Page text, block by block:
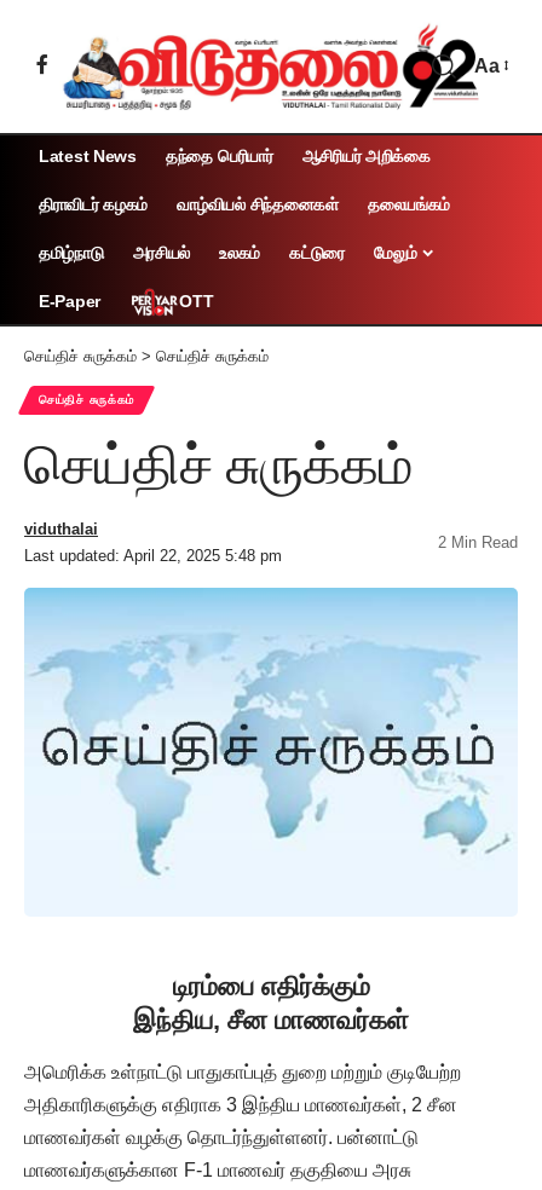
Aa
Latest News தந்தை பெரியார் ஆசிரியர் அறிக்கை
திராவிடர் கழகம் வாழ்வியல் சிந்தனைகள் தலையங்கம்
தமிழ்நாடு அரசியல் உலகம் கட்டுரை மேலும்
E-Paper OTT
செய்திச் சுருக்கம் > செய்திச் சுருக்கம்
செய்திச் சுருக்கம்
செய்திச் சுருக்கம்
Last updated: April 22, 2025 5:48 pm
viduthalai
2 Min Read
டிரம்பை எதிர்க்கும்
இந்திய, சீன மாணவர்கள்
அமெரிக்க உள்நாட்டு பாதுகாப்புத் துறை மற்றும் குடியேற்ற
அதிகாரிகளுக்கு எதிராக 3 இந்திய மாணவர்கள், 2 சீன
மாணவர்கள் வழக்கு தொடர்ந்துள்ளனர். பன்னாட்டு
மாணவர்களுக்கான F-1 மாணவர் தகுதியை அரசு